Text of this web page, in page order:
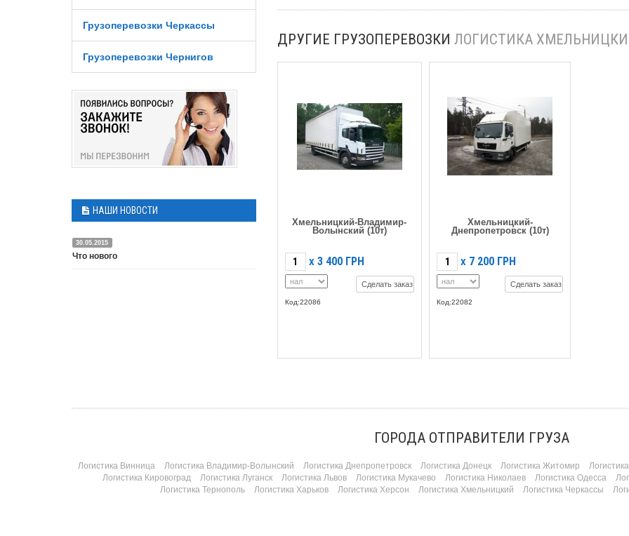
Грузоперевозки Черкассы
Грузоперевозки Чернигов
НАШИ НОВОСТИ
30.05.2015
Что нового
ДРУГИЕ ГРУЗОПЕРЕВОЗКИ ЛОГИСТИКА
Хмельницкий-Владимир-
Волынский (10т)
X 3 400 ГРН
Сделать заказ
Код:22086
Хмельницкий-
Днепропетровск (10т)
X 7 200 ГРН
Сделать заказ
Код:22082
ГОРОДА ОТПРАВИТЕЛИ ГРУЗА
Логистика Винница Логистика Владимир-Волынский Логистика Днепропетровск Логистика Донецк Логистика Житомир
Логистика Кировоград
Логистика Луганск Логистика Львов Логистика Мукачево Логистика Николаев Логистика Одесса
Логистика Тернополь
Логистика Харьков Логистика Херсон Логистика Хмельницкий Логистика Черкассы